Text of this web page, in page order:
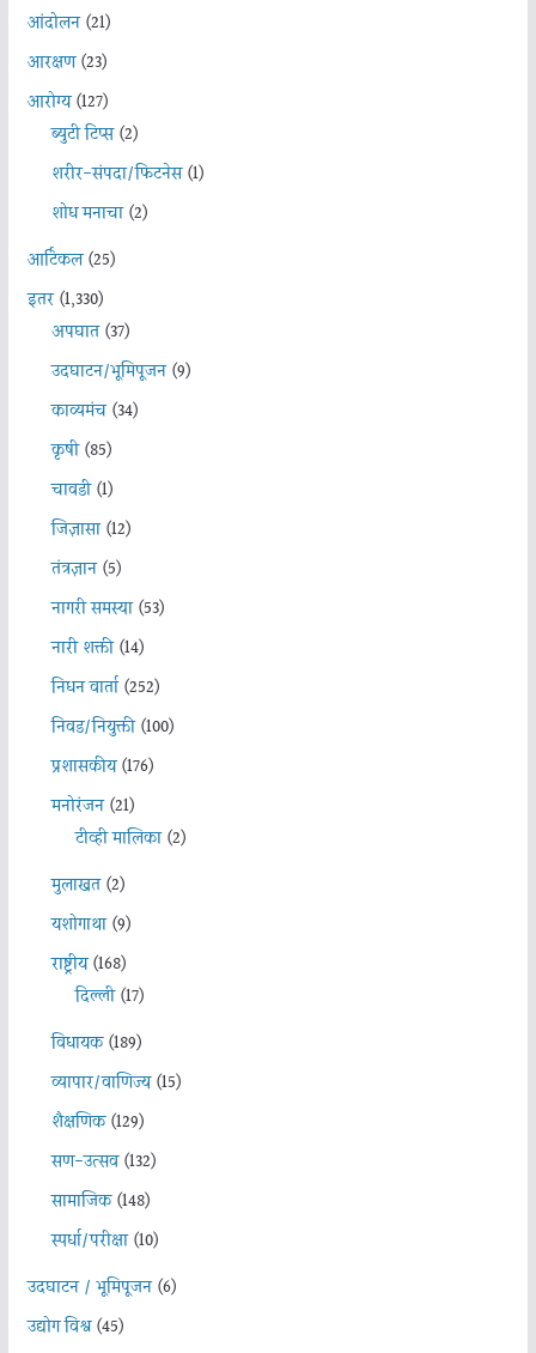
आंदोलन(21)
आरक्षण(23)
आरोग्य(127)
ब्युटी टिप्स(2)
शरीर-संपदा/फिटनेस(1)
शोध मनाचा(2)
आर्टिकल(25)
इतर(1,330)
अपघात(37)
उदघाटन/भूमिपूजन(9)
काव्यमंच(34)
कृषी(85)
चावडी(1)
जिज्ञासा(12)
तंत्रज्ञान(5)
नागरी समस्या(53)
नारी शक्ती(14)
निधन वार्ता(252)
निवड/नियुक्ती(100)
प्रशासकीय(176)
मनोरंजन(21)
टीव्ही मालिका(2)
मुलाखत(2)
यशोगाथा(9)
राष्ट्रीय(168)
दिल्ली(17)
विधायक(189)
व्यापार/वाणिज्य(15)
शैक्षणिक(129)
सण-उत्सव(132)
सामाजिक(148)
स्पर्धा/परीक्षा(10)
उदघाटन / भूमिपूजन(6)
उद्योग विश्व(45)